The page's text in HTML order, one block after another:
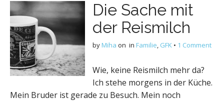
Die Sache mit
der Reismilch
by Miha on in Familie, GFK • 1 Comment
Wie, keine Reismilch mehr da?
Ich stehe morgens in der Küche.
Mein Bruder ist gerade zu Besuch. Mein noch